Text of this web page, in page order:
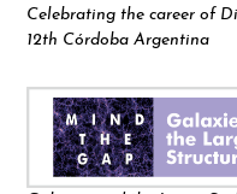
Celebrating the career of
12th Córdoba Argentina